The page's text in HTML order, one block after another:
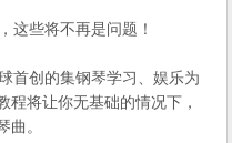
这些将不再是问题！
首创的集钢琴学习、娱乐为
程将让你无基础的情况下，
曲。